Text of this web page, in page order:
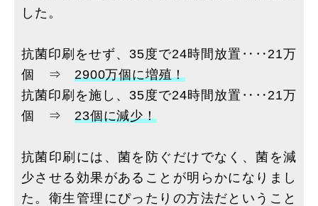
した。
抗菌印刷をせず、35度で24時間放置‥‥21万
個 ⇒2900万個に増殖！
抗菌印刷を施し、35度で24時間放置‥‥21万
個 ⇒23個に減少！
抗菌印刷には、菌を防ぐだけでなく、菌を減
少させる効果があることが明らかになりまし
た。衛生管理にぴったりの方法だということ